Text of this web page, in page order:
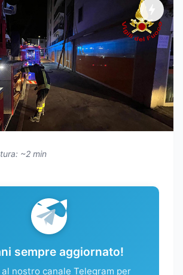
~2 min
sempre aggiornato!
nostro canale Telegram per